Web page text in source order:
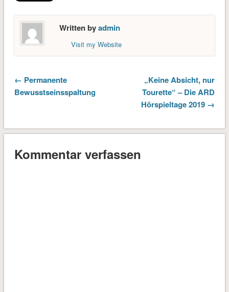
Written byadmin
Visit my Website
← Permanente
Bewusstseinsspaltung
„Keine Absicht, nur
Tourette“ – Die ARD
Hörspieltage 2019 →
Kommentar verfassen